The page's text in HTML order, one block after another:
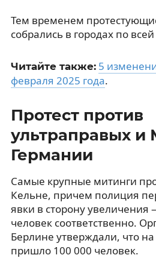
Тем временем
собрались в городах по
Читайте также: 5
февраля 2025 года.
Протест против
ультраправых и
Германии
Самые крупные митинги
Кельне, причем полиция
явки в сторону увеличения
человек соответственно.
Берлине утверждали, что
пришло 100 000 человек.